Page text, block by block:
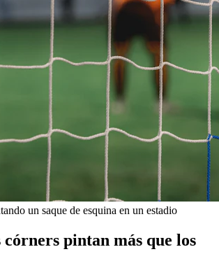
un saque de esquina en un estadio
córners pintan más que los